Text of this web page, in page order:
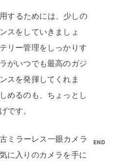
スをしていきましょ
リー管理をしっかりす
がいつでも最高のガジ
スを発揮してくれま
めるのも、ちょっとし
です。
に入りのカメラを手に
END